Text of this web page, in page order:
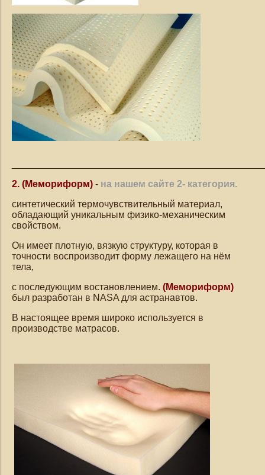
2. (Мемориформ) - на нашем сайте 2- категория.
синтетический термочувствительный материал,
обладающий уникальным физико-механическим
свойством.
Он имеет плотную, вязкую структуру, которая в
точности воспроизводит форму лежащего на нём
тела,
с последующим востановлением. (Мемориформ)
был разработан в NASA для астранавтов.
В настоящее время широко используется в
производстве матрасов.